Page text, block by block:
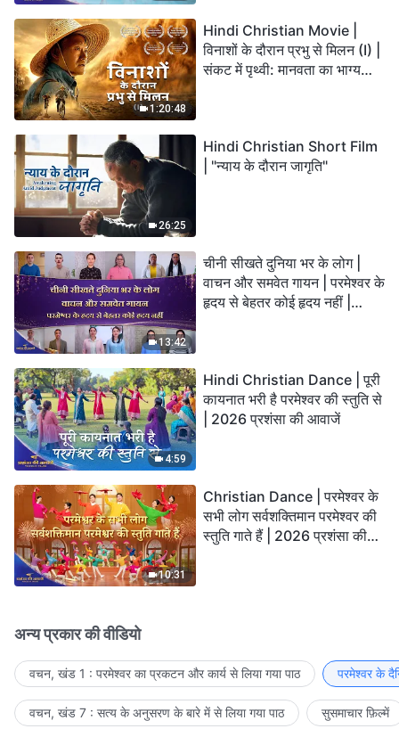
1:20:48
Hindi Christian Movie |
विनाशों के दौरान प्रभु से मिलन (I) |
संकट में पृथ्वी: मानवता का भाग्य
26:25
Hindi Christian Short Film
| "न्याय के दौरान जागृति"
13:42
चीनी सीखते दुनिया भर के लोग |
वाचन और समवेत गायन | परमेश्वर के
हृदय से बेहतर कोई हृदय नहीं |
4:59
Hindi Christian Dance | पूरी
कायनात भरी है परमेश्वर की स्तुति से
| 2026 प्रशंसा की आवाजें
10:31
Christian Dance | परमेश्वर के
सभी लोग सर्वशक्तिमान परमेश्वर की
स्तुति गाते हैं | 2026 प्रशंसा की
अन्य प्रकार की वीडियो
वचन, खंड 1 : परमेश्वर का प्रकटन और कार्य से लिया गया पाठ परमेश्वर के
वचन, खंड 7 : सत्य के अनुसरण के बारे में से लिया गया पाठ सुसमाचार फ़िल्में